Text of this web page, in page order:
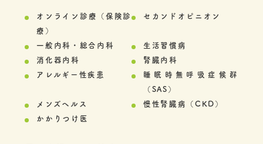
オンライン診療（保険診
療）
セカンドオピニオン
一般内科・総合内科
生活習慣病
消化器内科
腎臓内科
アレルギー性疾患
睡眠時無呼吸症候群
（SAS）
メンズヘルス
慢性腎臓病（CKD）
かかりつけ医